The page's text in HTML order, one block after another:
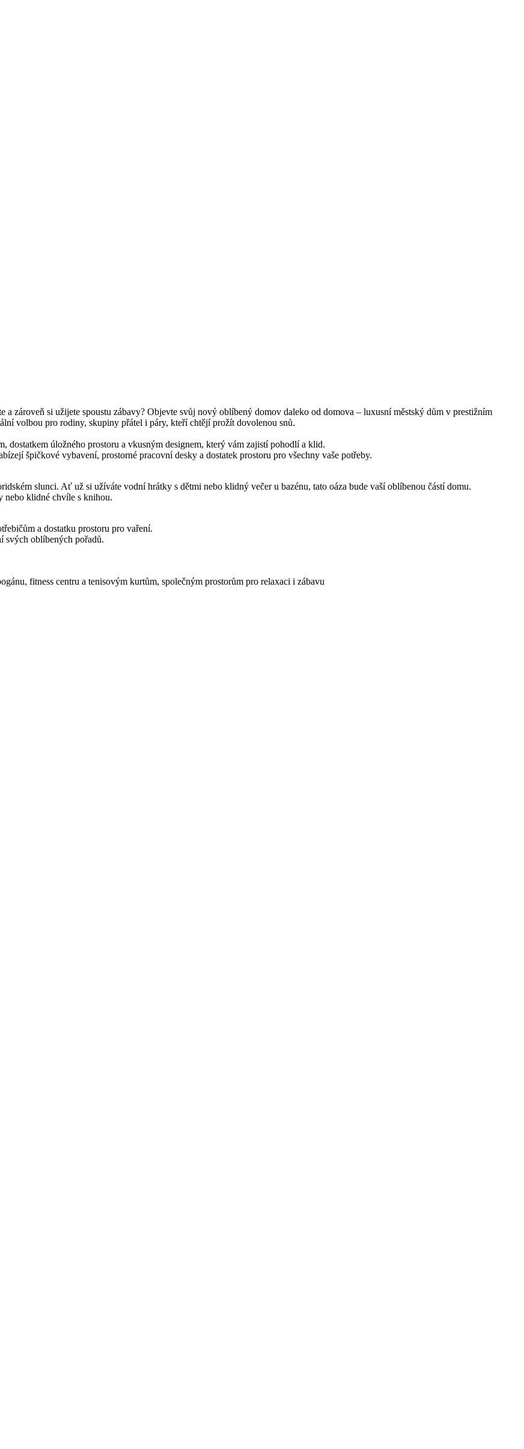
a zároveň si užijete spoustu zábavy? Objevte svůj nový oblíbený domov daleko od domova – luxusní městský dům v prestižním
volbou pro rodiny, skupiny přátel i páry, kteří chtějí prožít dovolenou snů.
úložného prostoru a vkusným designem, který vám zajistí pohodlí a klid.
špičkové vybavení, prostorné pracovní desky a dostatek prostoru pro všechny vaše potřeby.
slunci. Ať už si užíváte vodní hrátky s dětmi nebo klidný večer u bazénu, tato oáza bude vaší oblíbenou částí domu.
nebo klidné chvíle s knihou.
a dostatku prostoru pro vaření.
svých oblíbených pořadů.
fitness centru a tenisovým kurtům, společným prostorům pro relaxaci i zábavu